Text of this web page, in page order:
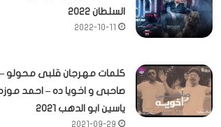
السلطان 2022
2022-10-11
كلمات مهرجان قلبى محولو –
صاحبى و اخويا ده – احمد
ياسين ابو الدهب 2021
2021-09-29